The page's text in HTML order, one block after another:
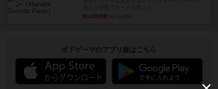
約11時間前
ボドゲーマのアプリ版はこちら